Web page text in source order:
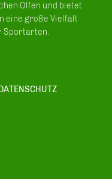
Olfen und bietet
eine große Vielfalt
Sportarten.